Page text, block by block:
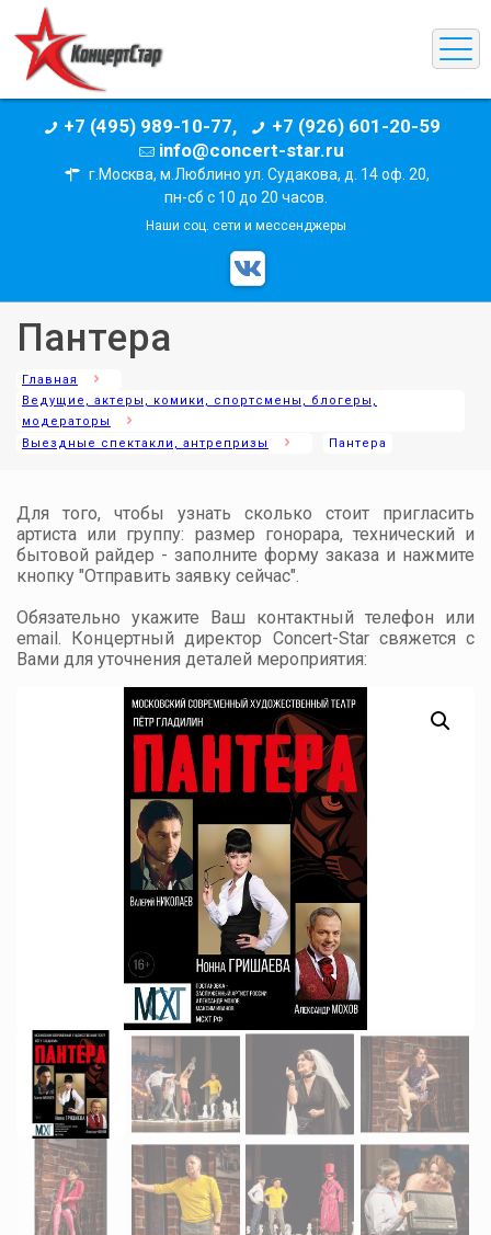
+7 (495) 989-10-77,
+7 (926) 601-20-59
info@concert-star.ru
г.Москва, м.Люблино ул. Судакова, д. 14 оф. 20,
пн-сб с 10 до 20 часов.
Наши соц. сети и мессенджеры
Пантера
Главная
Ведущие, актеры, комики, спортсмены, блогеры,
модераторы
Выездные спектакли, антрепризы
Пантера
Для того, чтобы узнать сколько стоит пригласить
артиста или группу: размер гонорара, технический и
бытовой райдер - заполните форму заказа и нажмите
кнопку "Отправить заявку сейчас".
Обязательно укажите Ваш контактный телефон или
email. Концертный директор Concert-Star свяжется с
Вами для уточнения деталей мероприятия: